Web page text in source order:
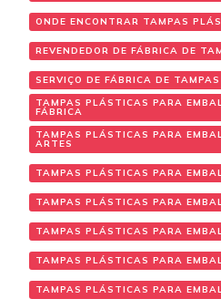
ONDE ENCONTRAR TAMPAS
REVENDEDOR DE FÁBRICA DE
SERVIÇO DE FÁBRICA DE
TAMPAS PLÁSTICAS PARA
FÁBRICA
TAMPAS PLÁSTICAS PARA
ARTES
TAMPAS PLÁSTICAS PARA
TAMPAS PLÁSTICAS PARA
TAMPAS PLÁSTICAS PARA
TAMPAS PLÁSTICAS PARA
TAMPAS PLÁSTICAS PARA